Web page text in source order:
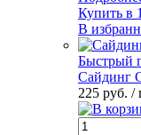
Купить в
В
Быстрый
Сайдинг
225 руб. /